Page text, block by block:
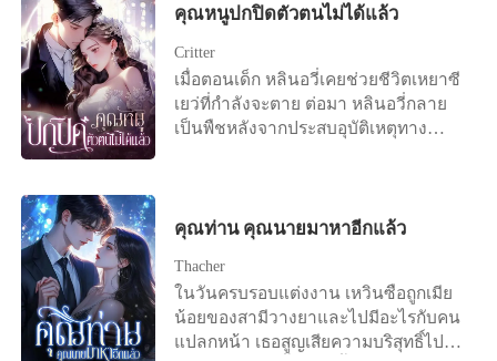
แรกของเขา เซิงเกอรู้สึกผิดหวังอย่าง
แล้ว ฉันไม่ปกปิดอีกแล้ว จะบอกความ
จริงให้" ทันใดนั้น โลกออนไลน์ก็ระเบิด
ขึ้นทันที มีข่าวลือว่าสาวรวยพันล้านคน
หนึ่งหย่าร้างแล้ว ดังนั้น ซีอีโอนับไม่ถ้วน
แถลงข่าวในวันถัดไป โดยขอร้องอย่าง
คุณหนูปกปิดตัวตนไม่ได้แล้ว
Critter
เมื่อตอนเด็ก หลินอวี่เคยช่วยชีวิตเหยาซี
เยว่ที่กำลังจะตาย ต่อมา หลินอวี่กลาย
เป็นพืชหลังจากประสบอุบัติเหตุทาง
แต่งงานและการดูแลอย่างสุดหัวใจของ
เขาจะให้ความสำคัญกับตัวเองบ้าง แต่
ความพยายามทั้งหมดของเธอกลับไร้
ประโยชน์เมื่อคนในใจของหลินอวี่กลับ
มาประเทศ เมื่อหลินอวี่โยนข้อตกลงการ
คุณท่าน คุณนายมาหาอีกแล้ว
Thacher
ในวันครบรอบแต่งงาน เหวินซือถูกเมีย
น้อยของสามีวางยาและไปมีอะไรกับคน
แปลกหน้า เธอสูญเสียความบริสุทธิ์ไป